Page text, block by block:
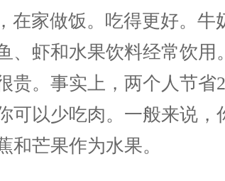
在家做饭。吃得更好。牛
、虾和水果饮料经常饮用
贵。事实上，两个人节省
可以少吃肉。一般来说，
和芒果作为水果。